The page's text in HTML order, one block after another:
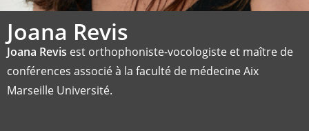
Joana Revis
Joana Revis est orthophoniste-vocologiste et maître de
conférences associé à la faculté de médecine Aix
Marseille Université.